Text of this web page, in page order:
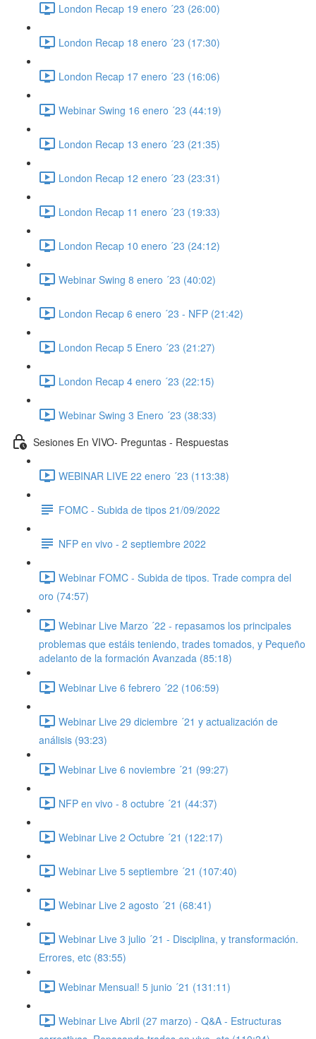
London Recap 19 enero ´23 (26:00)
London Recap 18 enero ´23 (17:30)
London Recap 17 enero ´23 (16:06)
Webinar Swing 16 enero ´23 (44:19)
London Recap 13 enero ´23 (21:35)
London Recap 12 enero ´23 (23:31)
London Recap 11 enero ´23 (19:33)
London Recap 10 enero ´23 (24:12)
Webinar Swing 8 enero ´23 (40:02)
London Recap 6 enero ´23 - NFP (21:42)
London Recap 5 Enero ´23 (21:27)
London Recap 4 enero ´23 (22:15)
Webinar Swing 3 Enero ´23 (38:33)
Sesiones En VIVO- Preguntas - Respuestas
WEBINAR LIVE 22 enero ´23 (113:38)
FOMC - Subida de tipos 21/09/2022
NFP en vivo - 2 septiembre 2022
Webinar FOMC - Subida de tipos. Trade compra del
oro (74:57)
Webinar Live Marzo ´22 - repasamos los principales
problemas que estáis teniendo, trades tomados, y Pequeño
adelanto de la formación Avanzada (85:18)
Webinar Live 6 febrero ´22 (106:59)
Webinar Live 29 diciembre ´21 y actualización de
análisis (93:23)
Webinar Live 6 noviembre ´21 (99:27)
NFP en vivo - 8 octubre ´21 (44:37)
Webinar Live 2 Octubre ´21 (122:17)
Webinar Live 5 septiembre ´21 (107:40)
Webinar Live 2 agosto ´21 (68:41)
Webinar Live 3 julio ´21 - Disciplina, y transformación.
Errores, etc (83:55)
Webinar Mensual! 5 junio ´21 (131:11)
Webinar Live Abril (27 marzo) - Q&A - Estructuras